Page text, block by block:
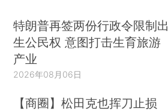
特朗普再签两份行政令限制出
生公民权 意图打击生育旅游
产业
2026年08月06日
【商圈】松田克也挥刀止损